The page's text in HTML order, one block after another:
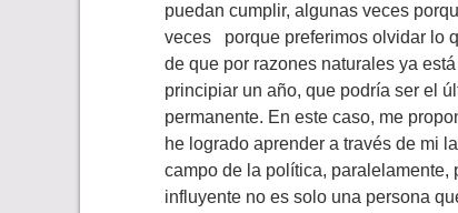
puedan cumplir, algunas veces
veces porque preferimos olvidar lo
de que por razones naturales ya
principiar un año, que podría ser el
permanente. En este caso, me
he logrado aprender a través de mi
campo de la política, paralelamente,
influyente no es solo una persona